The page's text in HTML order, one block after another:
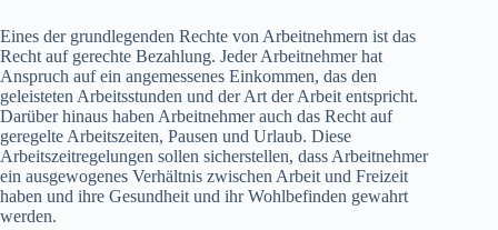
Eines der grundlegenden Rechte von Arbeitnehmern ist das
Recht auf gerechte Bezahlung. Jeder Arbeitnehmer hat
Anspruch auf ein angemessenes Einkommen, das den
geleisteten Arbeitsstunden und der Art der Arbeit entspricht.
Darüber hinaus haben Arbeitnehmer auch das Recht auf
geregelte Arbeitszeiten, Pausen und Urlaub. Diese
Arbeitszeitregelungen sollen sicherstellen, dass Arbeitnehmer
ein ausgewogenes Verhältnis zwischen Arbeit und Freizeit
haben und ihre Gesundheit und ihr Wohlbefinden gewahrt
werden.